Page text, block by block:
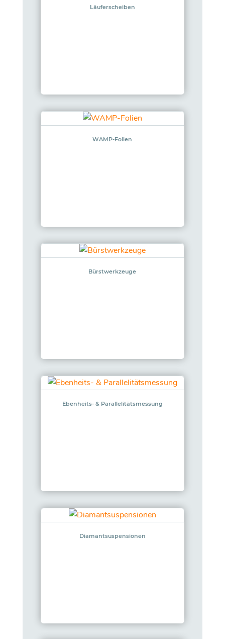
Läuferscheiben
WAMP-Folien
Bürstwerkzeuge
Ebenheits- & Parallelitätsmessung
Diamantsuspensionen